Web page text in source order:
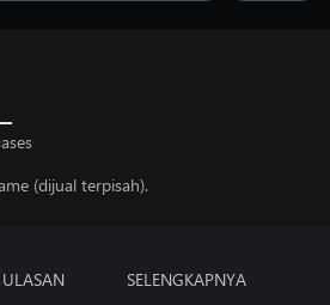
(dijual terpisah).
ULASAN SELENGKAPNYA